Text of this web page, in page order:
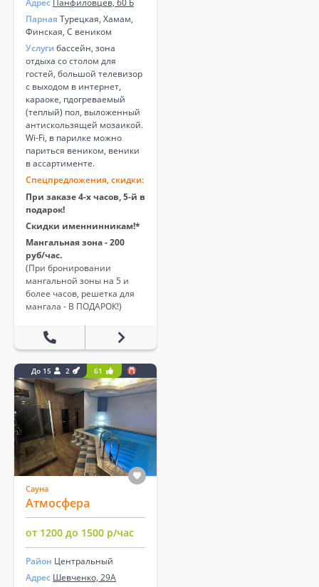
Адрес
Панфиловцев, 60 Б
Парная Турецкая, Хамам,
Финская, С веником
Услуги бассейн, зона
отдыха со столом для
гостей, большой телевизор
с выходом в интернет,
караоке, пдогреваемый
(теплый) пол, выложенный
антискользящей мозаикой.
Wi-Fi, в парилке можно
париться веником, веники
в ассартименте.
Спецпредложения, скидки:
При заказе 4-х часов, 5-й в
подарок!
Скидки именнинникам!*
Мангальная зона - 200
руб/час.
(При бронировании
мангальной зоны на 5 и
более часов, решетка для
мангала - В ПОДАРОК!)
До 15 2 61
Сауна
Атмосфера
от 1200 до 1500 р/час
Район Центральный
Адрес Шевченко, 29А